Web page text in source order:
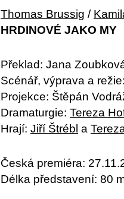
Thomas Brussig /
HRDINOVÉ JAKO MY
Překlad: Jana
Scénář, výprava a
Projekce: Štěpán
Dramaturgie: Tereza
Hrají: Jiří Štrébl a
Česká premiéra:
Délka představení: 80